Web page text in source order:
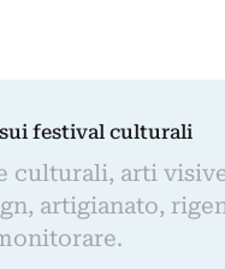
festival culturali
culturali, arti
artigianato,